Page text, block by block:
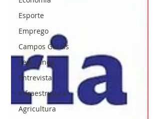
Esporte
Emprego
Campos Gerais
Segurança
Entrevista
Infraestrutura
Agricultura